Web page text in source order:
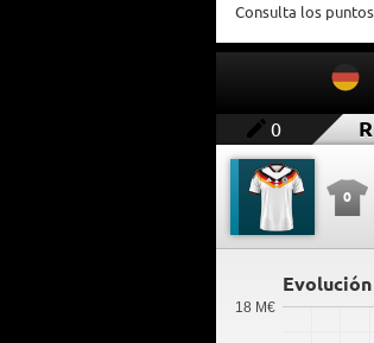
Consulta los
0
0
18 M€